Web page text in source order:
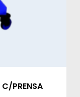
C/PRENSA